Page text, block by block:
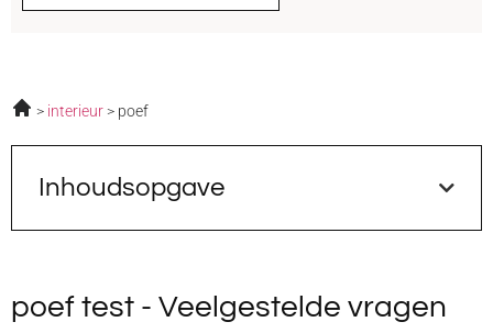
interieur poef
Inhoudsopgave
poef test - Veelgestelde vragen